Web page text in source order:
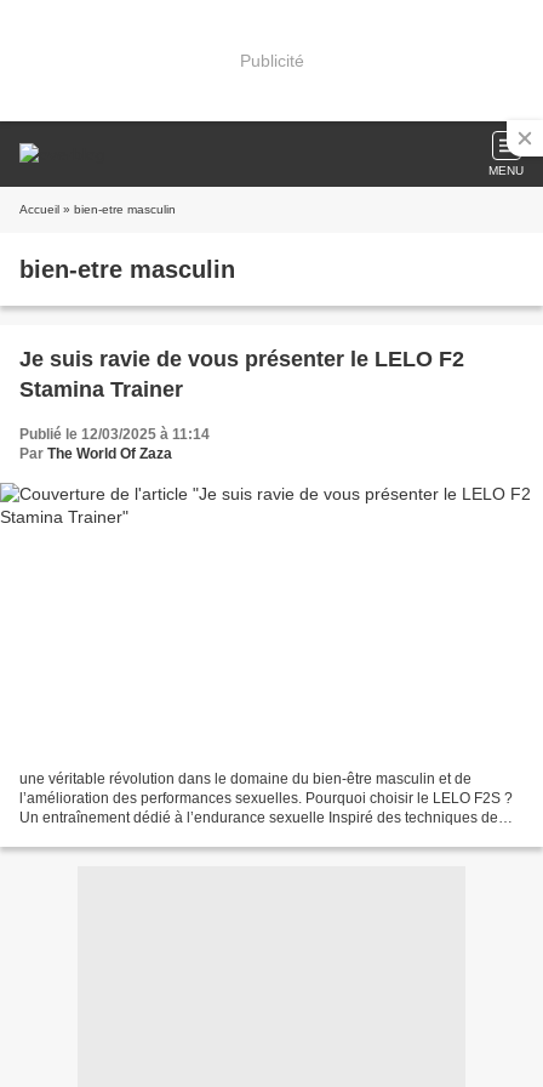
Publicité
MENU
Accueil » bien-etre masculin
bien-etre masculin
Je suis ravie de vous présenter le LELO F2
Stamina Trainer
Publié le 12/03/2025 à 11:14
Par The World Of Zaza
une véritable révolution dans le domaine du bien-être masculin et de
l’amélioration des performances sexuelles. Pourquoi choisir le LELO F2S ?
Un entraînement dédié à l’endurance sexuelle Inspiré des techniques de